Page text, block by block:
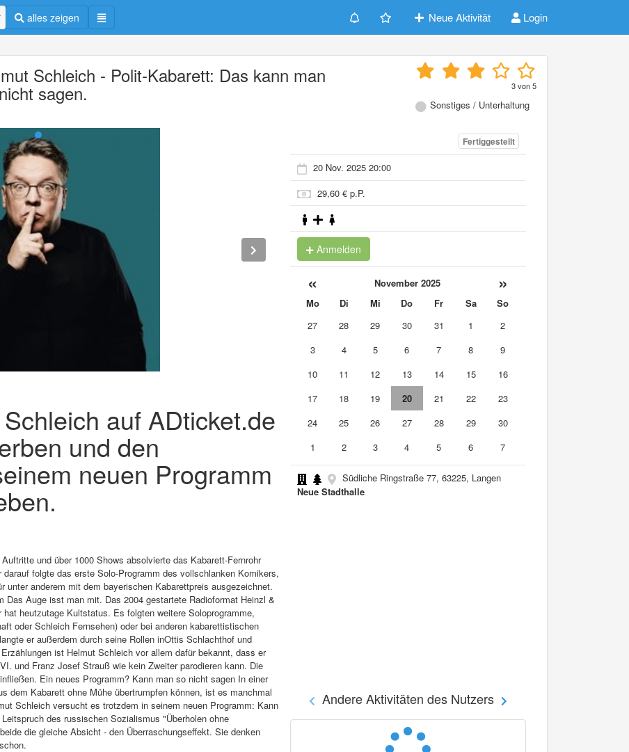
alles zeigen Neue Aktivität Login
Schleich - Polit-Kabarett: Das kann man
sagen. 3von5
Sonstiges / Unterhaltung
auf ADticket.de
und den
neuen Programm
und über 1000 Shows absolvierte das Kabarett-Fernrohr
folgte das erste Solo-Programm des vollschlanken Komikers,
unter anderem mit dem bayerischen Kabarettpreis ausgezeichnet.
Das Auge isst man mit. Das 2004 gestartete Radioformat Heinzl &
heutzutage Kultstatus. Es folgten weitere Soloprogramme,
oder Schleich Fernsehen) oder bei anderen kabarettistischen
er außerdem durch seine Rollen inOttis Schlachthof und
ist Helmut Schleich vor allem dafür bekannt, dass er
und Franz Josef Strauß wie kein Zweiter parodieren kann. Die
Ein neues Programm? Kann man so nicht sagen In einer
dem Kabarett ohne Mühe übertrumpfen können, ist es manchmal
Schleich versucht es trotzdem in seinem neuen Programm: Kann
des russischen Sozialismus "Überholen ohne
die gleiche Absicht - den Überraschungseffekt. Sie denken
Fertiggestellt
20 Nov. 2025 20:00
29,60 € p.P.
Anmelden
« November 2025 »
Mo Di Mi Do Fr Sa
So
27
28 29 30 31 1
2
3
4 5 6 7 8
9
10
11 12 13 14 15
16
17
18 19 20 21 22
23
24
25 26 27 28 29
30
1
2 3 4 5 6 7
Südliche Ringstraße 77, 63225, Langen
Neue Stadthalle
Andere Aktivitäten des Nutzers